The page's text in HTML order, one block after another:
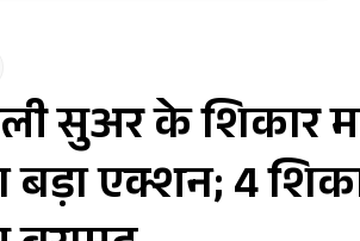
सुअर के शिकार
बड़ा एक्शन; 4